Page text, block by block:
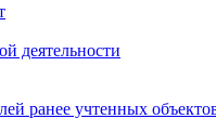
деятельности
ранее учтенных